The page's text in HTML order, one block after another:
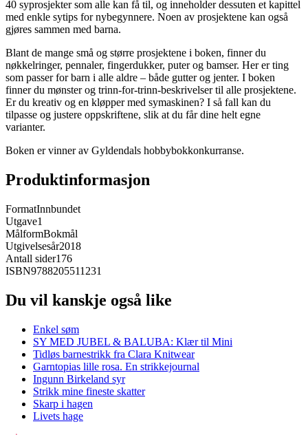
40 syprosjekter som alle kan få til, og inneholder dessuten et kapittel
med enkle sytips for nybegynnere. Noen av prosjektene kan også
gjøres sammen med barna.
Blant de mange små og større prosjektene i boken, finner du
nøkkelringer, pennaler, fingerdukker, puter og bamser. Her er ting
som passer for barn i alle aldre – både gutter og jenter. I boken
finner du mønster og trinn-for-trinn-beskrivelser til alle prosjektene.
Er du kreativ og en kløpper med symaskinen? I så fall kan du
tilpasse og justere oppskriftene, slik at du får dine helt egne
varianter.
Boken er vinner av Gyldendals hobbybokkonkurranse.
Produktinformasjon
FormatInnbundet
Utgave1
MålformBokmål
Utgivelsesår2018
Antall sider176
ISBN9788205511231
Du vil kanskje også like
Enkel søm
SY MED JUBEL & BALUBA: Klær til Mini
Tidløs barnestrikk fra Clara Knitwear
Garntopias lille rosa. En strikkejournal
Ingunn Birkeland syr
Strikk mine fineste skatter
Skarp i hagen
Livets hage